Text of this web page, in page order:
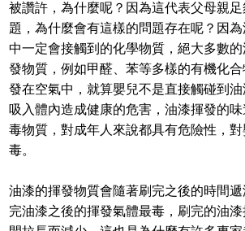
被讚許，為什麼呢？因為這代表父母親
題，為什麼會有這樣的問題存在呢？因
中一定會接觸到的化學物質，絕大多數
發物質，例如甲醛、苯等多樣的有機化
發在空氣中，就算嬰兒不是直接觸碰到
吸入體內造成健康的危害，油漆揮發的
毒物質，對成年人來說都具有危險性，
毒。
油漆的揮發物質會隨著刷完之後的時間
完油漆之後的揮發氣體最毒，刷完的油